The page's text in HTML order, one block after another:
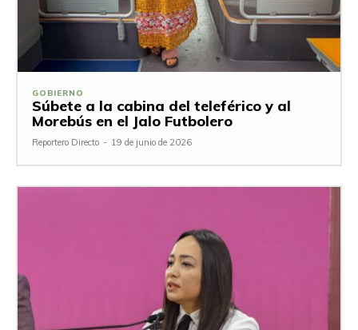
GOBIERNO
Súbete a la cabina del teleférico y al
Morebús en el Jalo Futbolero
Reportero Directo - 19 de junio de 2026